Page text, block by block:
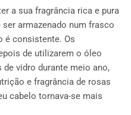
a sua fragrância rica e pura
armazenado num frasco
é consistente. Os
de utilizarem o óleo
vidro durante meio ano,
e fragrância de rosas
cabelo tornava-se mais